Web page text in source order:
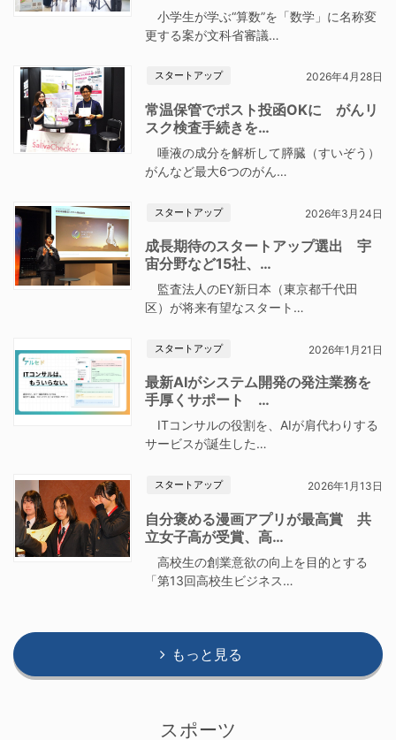
小学生が学ぶ“算数”を「数学」に名称変
更する案が文科省審議…
スタートアップ 2026年4月28日
常温保管でポスト投函OKに がんリ
スク検査手続きを…
唾液の成分を解析して膵臓（すいぞう）
がんなど最大6つのがん…
スタートアップ 2026年3月24日
成長期待のスタートアップ選出 宇
宙分野など15社、…
監査法人のEY新日本（東京都千代田
区）が将来有望なスタート…
スタートアップ 2026年1月21日
最新AIがシステム開発の発注業務を
手厚くサポート …
ITコンサルの役割を、AIが肩代わりする
サービスが誕生した…
スタートアップ 2026年1月13日
自分褒める漫画アプリが最高賞 共
立女子高が受賞、高…
高校生の創業意欲の向上を目的とする
「第13回高校生ビジネス…
もっと見る
スポーツ